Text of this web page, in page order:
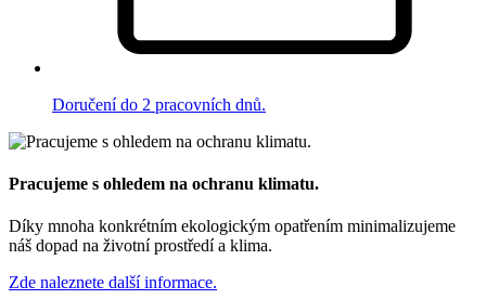
Doručení do 2 pracovních dnů.
Pracujeme s ohledem na ochranu klimatu.
Díky mnoha konkrétním ekologickým opatřením minimalizujeme
náš dopad na životní prostředí a klima.
Zde naleznete další informace.